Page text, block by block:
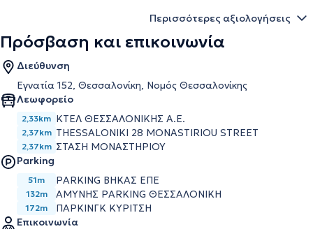
Περισσότερες αξιολογήσεις
Πρόσβαση και επικοινωνία
Διεύθυνση
Εγνατία 152, Θεσσαλονίκη, Νομός Θεσσαλονίκης
Λεωφορείο
2,33km ΚΤΕΛ ΘΕΣΣΑΛΟΝΙΚΗΣ Α.Ε.
2,37km THESSALONIKI 28 MONASTIRIOU STREET
2,37km ΣΤΑΣΗ ΜΟΝΑΣΤΗΡΙΟΥ
Parking
51m PARKING ΒΗΚΑΣ ΕΠΕ
132m ΑΜΥΝΗΣ PARKING ΘΕΣΣΑΛΟΝΙΚΗ
172m
ΠΑΡΚΙΝΓΚ ΚΥΡΙΤΣΗ
Επικοινωνία